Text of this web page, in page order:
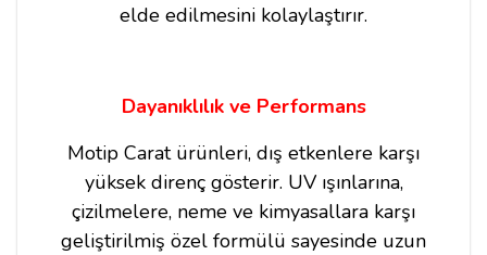
elde edilmesini kolaylaştırır.
Dayanıklılık ve Performans
Motip Carat ürünleri, dış etkenlere karşı
yüksek direnç gösterir. UV ışınlarına,
çizilmelere, neme ve kimyasallara karşı
geliştirilmiş özel formülü sayesinde uzun